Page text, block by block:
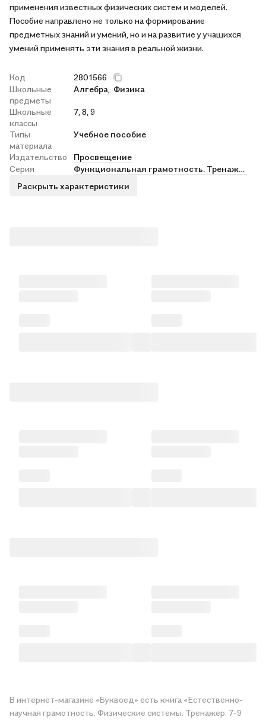
применения известных физических систем и моделей.
Пособие направлено не только на формирование
предметных знаний и умений, но и на развитие у учащихся
умений применять эти знания в реальной жизни.
Код
2801566
Школьные
предметы
Алгебра, Физика
Школьные
классы
7, 8, 9
Типы
материала
Учебное пособие
Издательство
Просвещение
Серия
Функциональная грамотность. Тренажёр
Раскрыть характеристики
В интернет-магазине «Буквоед» есть книга «Естественно-
научная грамотность. Физические системы. Тренажер. 7-9